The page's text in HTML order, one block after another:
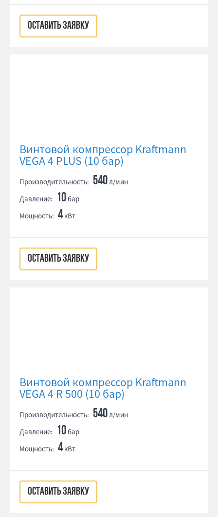
ОСТАВИТЬ ЗАЯВКУ
Винтовой компрессор Kraftmann
VEGA 4 PLUS (10 бар)
Производительность: 540л/мин
Давление: 10бар
Мощность: 4 кВт
ОСТАВИТЬ ЗАЯВКУ
Винтовой компрессор Kraftmann
VEGA 4 R 500 (10 бар)
Производительность: 540л/мин
Давление: 10бар
Мощность: 4 кВт
ОСТАВИТЬ ЗАЯВКУ